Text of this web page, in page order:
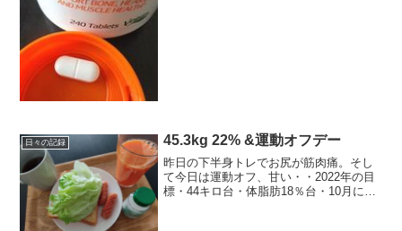
日々の記録 45.3kg 22% &運動オフデー
昨日の下半身トレでお尻が筋肉痛。そし
て今日は運動オフ、甘い・・2022年の目
標・44キロ台・体脂肪18％台・10月にフ